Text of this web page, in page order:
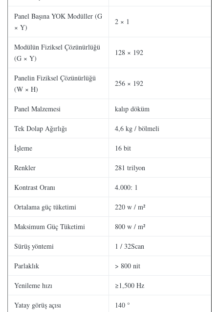
Panel Başına YOK Modüller (G
× Y)
2 × 1
Modülün Fiziksel Çözünürlüğü
(G × Y)
128 × 192
Panelin Fiziksel Çözünürlüğü
(W × H)
256 × 192
Panel Malzemesi kalıp döküm
Tek Dolap Ağırlığı 4,6 kg / bölmeli
İşleme 16 bit
Renkler 281 trilyon
Kontrast Oranı 4.000: 1
Ortalama güç tüketimi 220 w / m²
Maksimum Güç Tüketimi 800 w / m²
Sürüş yöntemi 1 / 32Scan
Parlaklık > 800 nit
Yenileme hızı ≥1,500 Hz
Yatay görüş açısı 140 °